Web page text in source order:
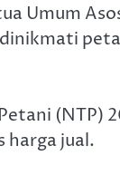
Umum
(NTP)
harga jual.